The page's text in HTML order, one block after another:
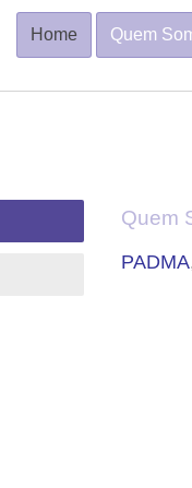
Home Quem
Quem
PADMA